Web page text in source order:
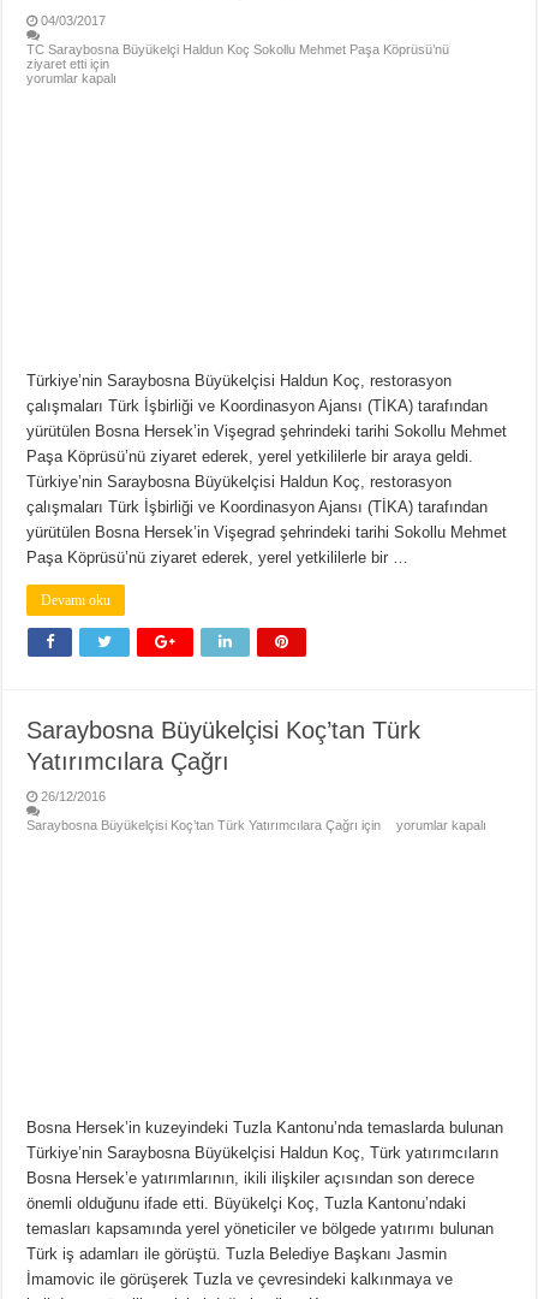
04/03/2017
TC Saraybosna Büyükelçi Haldun Koç Sokollu Mehmet Paşa Köprüsü’nü
ziyaret etti için
yorumlar kapalı
Türkiye’nin Saraybosna Büyükelçisi Haldun Koç, restorasyon
çalışmaları Türk İşbirliği ve Koordinasyon Ajansı (TİKA) tarafından
yürütülen Bosna Hersek’in Vişegrad şehrindeki tarihi Sokollu Mehmet
Paşa Köprüsü’nü ziyaret ederek, yerel yetkililerle bir araya geldi.
Türkiye’nin Saraybosna Büyükelçisi Haldun Koç, restorasyon
çalışmaları Türk İşbirliği ve Koordinasyon Ajansı (TİKA) tarafından
yürütülen Bosna Hersek’in Vişegrad şehrindeki tarihi Sokollu Mehmet
Paşa Köprüsü’nü ziyaret ederek, yerel yetkililerle bir …
Devamı oku
Saraybosna Büyükelçisi Koç’tan Türk
Yatırımcılara Çağrı
26/12/2016
Saraybosna Büyükelçisi Koç’tan Türk Yatırımcılara Çağrı için
yorumlar kapalı
Bosna Hersek’in kuzeyindeki Tuzla Kantonu’nda temaslarda bulunan
Türkiye’nin Saraybosna Büyükelçisi Haldun Koç, Türk yatırımcıların
Bosna Hersek’e yatırımlarının, ikili ilişkiler açısından son derece
önemli olduğunu ifade etti. Büyükelçi Koç, Tuzla Kantonu’ndaki
temasları kapsamında yerel yöneticiler ve bölgede yatırımı bulunan
Türk iş adamları ile görüştü. Tuzla Belediye Başkanı Jasmin
İmamovic ile görüşerek Tuzla ve çevresindeki kalkınmaya ve